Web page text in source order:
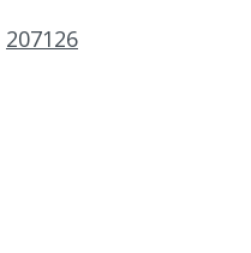
207126